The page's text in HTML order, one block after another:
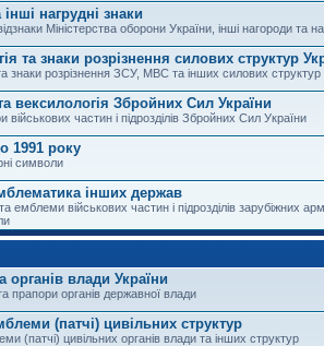
нагрудні знаки
Міністерства оборони України, інші нагороди та
та знаки розрізнення силових структур
знаки розрізнення ЗСУ, МВС та інших силових структур
вексилологія Збройних Сил України
військових частин і підрозділів Збройних Сил України
1991 року
символи
інших держав
емблеми військових частин і підрозділів зарубіжних
органів влади України
прапори органів державної влади
(патчі) цивільних структур
(патчі) цивільних органів влади та інших структур